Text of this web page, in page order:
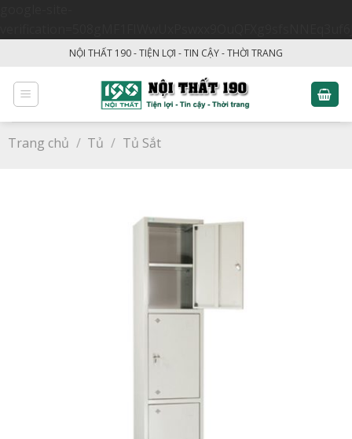
content
NỘI THẤT 190 - TIỆN LỢI - TIN CẬY - THỜI TRANG
Trang chủ / Tủ / Tủ Sắt